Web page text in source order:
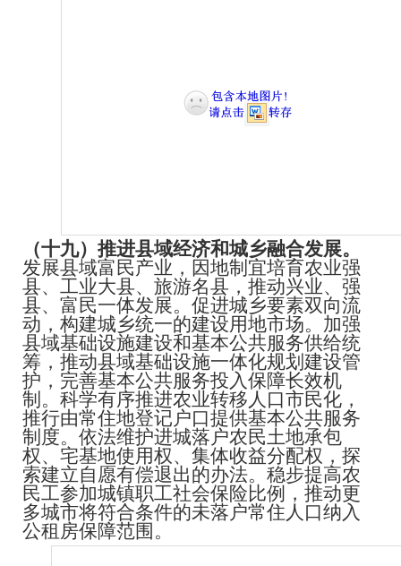
（十九）推进县域经济和城乡融合发展。
发展县域富民产业，因地制宜培育农业强
县、工业大县、旅游名县，推动兴业、强
县、富民一体发展。促进城乡要素双向流
动，构建城乡统一的建设用地市场。加强
县域基础设施建设和基本公共服务供给统
筹，推动县域基础设施一体化规划建设管
护，完善基本公共服务投入保障长效机
制。科学有序推进农业转移人口市民化，
推行由常住地登记户口提供基本公共服务
制度。依法维护进城落户农民土地承包
权、宅基地使用权、集体收益分配权，探
索建立自愿有偿退出的办法。稳步提高农
民工参加城镇职工社会保险比例，推动更
多城市将符合条件的未落户常住人口纳入
公租房保障范围。